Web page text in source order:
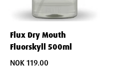
Flux Dry Mouth
Fluorskyll 500ml
NOK 119.00